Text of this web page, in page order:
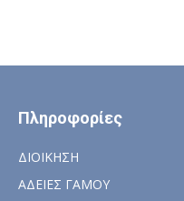
Πληροφορίες
ΔΙΟΙΚΗΣΗ
ΑΔΕΙΕΣ ΓΑΜΟΥ